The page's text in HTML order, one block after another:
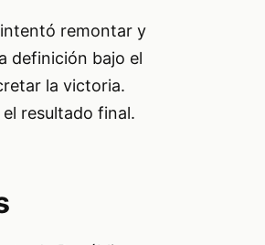
remontar y
definición bajo el
la victoria.
resultado final.